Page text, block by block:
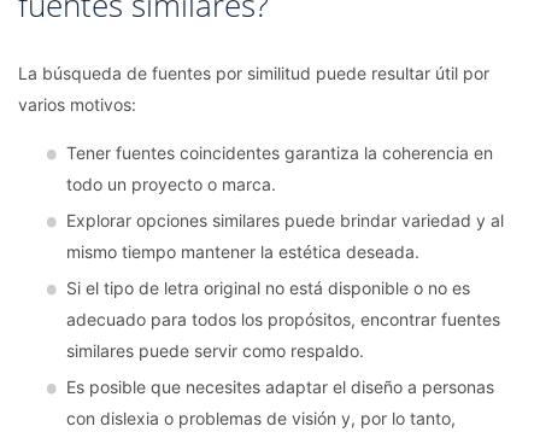
La búsqueda de fuentes por similitud puede resultar útil por
varios motivos:
Tener fuentes coincidentes garantiza la coherencia en
todo un proyecto o marca.
Explorar opciones similares puede brindar variedad y al
mismo tiempo mantener la estética deseada.
Si el tipo de letra original no está disponible o no es
adecuado para todos los propósitos, encontrar fuentes
similares puede servir como respaldo.
Es posible que necesites adaptar el diseño a personas
con dislexia o problemas de visión y, por lo tanto,